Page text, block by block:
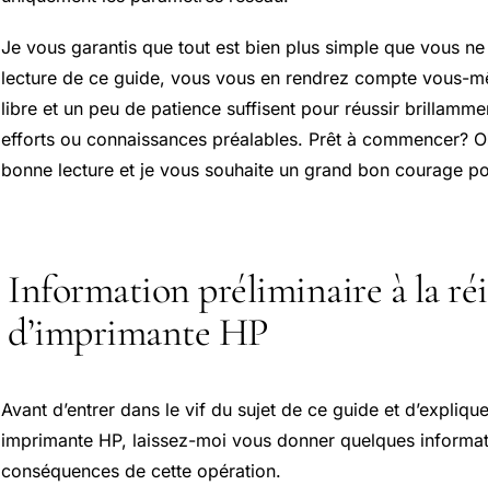
Je vous garantis que tout est bien plus simple que vous
lecture de ce guide, vous vous en rendrez compte vous-
libre et un peu de patience suffisent pour réussir
efforts ou connaissances préalables. Prêt à commencer?
bonne lecture et je vous souhaite un grand bon courage
Information préliminaire à la
d’imprimante HP
Avant d’entrer dans le vif du sujet de ce guide et
imprimante HP, laissez-moi vous donner quelques
conséquences de cette opération.